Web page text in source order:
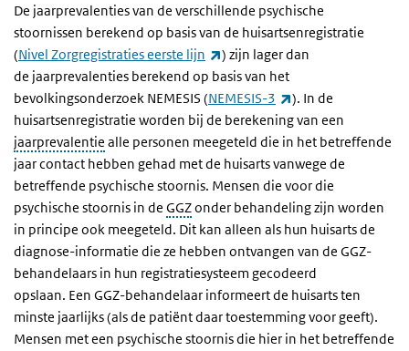
De jaarprevalenties van de verschillende psychische
stoornissen berekend op basis van de huisartsenregistratie
(Nivel Zorgregistraties eerste lijn (externe link)
) zijn lager dan
de jaarprevalenties berekend op basis van het
bevolkingsonderzoek NEMESIS (NEMESIS-3 (externe link)
). In de
huisartsenregistratie worden bij de berekening van een
jaarprevalentie alle personen meegeteld die in het betreffende
jaar contact hebben gehad met de huisarts vanwege de
betreffende psychische stoornis. Mensen die voor die
psychische stoornis in de GGZonder behandeling zijn worden
in principe ook meegeteld. Dit kan alleen als hun huisarts de
diagnose-informatie die ze hebben ontvangen van de GGZ-
behandelaars in hun registratiesysteem gecodeerd
opslaan. Een GGZ-behandelaar informeert de huisarts ten
minste jaarlijks (als de patiënt daar toestemming voor geeft).
Mensen met een psychische stoornis die hier in het betreffende